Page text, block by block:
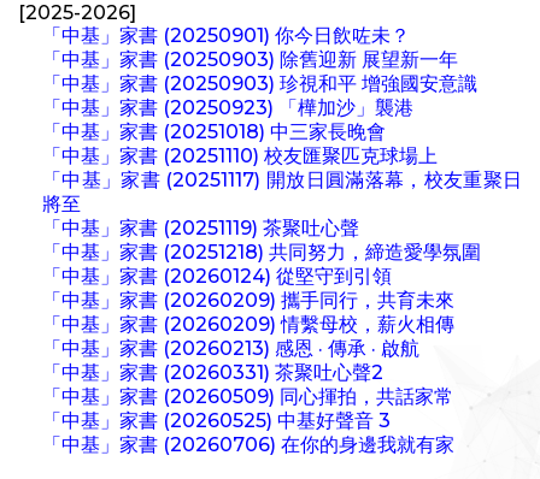
[2025-2026]
「中基」家書 (20250901) 你今日飲咗未？
「中基」家書 (20250903) 除舊迎新 展望新一年
「中基」家書 (20250903) 珍視和平 增強國安意識
「中基」家書 (20250923) 「樺加沙」襲港
「中基」家書 (20251018) 中三家長晚會
「中基」家書 (20251110) 校友匯聚匹克球場上
「中基」家書 (20251117) 開放日圓滿落幕，校友重聚日
將至
「中基」家書 (20251119) 茶聚吐心聲
「中基」家書 (20251218) 共同努力，締造愛學氛圍
「中基」家書 (20260124) 從堅守到引領
「中基」家書 (20260209) 攜手同行，共育未來
「中基」家書 (20260209) 情繫母校，薪火相傳
「中基」家書 (20260213) 感恩 · 傳承 · 啟航
「中基」家書 (20260331) 茶聚吐心聲2
「中基」家書 (20260509) 同心揮拍，共話家常
「中基」家書 (20260525) 中基好聲音 3
「中基」家書 (20260706) 在你的身邊我就有家